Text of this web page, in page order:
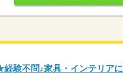
験不問♪家具・インテリア